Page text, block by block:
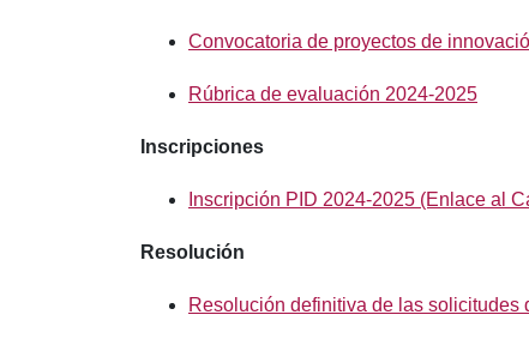
Convocatoria de proyectos de
Rúbrica de evaluación 2024-2025
Inscripciones
Inscripción PID 2024-2025 (Enlace al
Resolución
Resolución definitiva de las solicitudes